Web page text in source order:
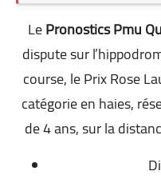
LePronostics Pmu
dispute sur
course, le Prix Rose
catégorie en haies,
de 4 ans, sur la